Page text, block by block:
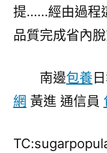
提……經由過程
品質完成省內
南邊包養
網 黃進 通信員